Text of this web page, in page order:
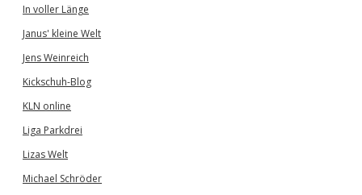
In voller Länge
Janus' kleine Welt
Jens Weinreich
Kickschuh-Blog
KLN online
Liga Parkdrei
Lizas Welt
Michael Schröder